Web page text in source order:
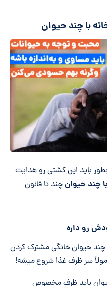
باید این کشتی رو هدایت
چند حیوانچند تا قانون
چند حیوان خانگی مشترک کردن
سر ظرف غذا شروع میشه!
باید ظرف مخصوص